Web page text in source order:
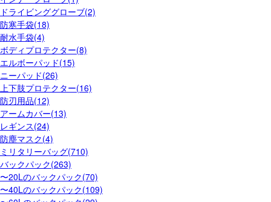
ドライビンググローブ(2)
防寒手袋(18)
耐水手袋(4)
ボディプロテクター(8)
エルボーパッド(15)
ニーパッド(26)
上下肢プロテクター(16)
防刃用品(12)
アームカバー(13)
レギンス(24)
防塵マスク(4)
ミリタリーバッグ(710)
バックパック(263)
〜20Lのバックパック(70)
〜40Lのバックパック(109)